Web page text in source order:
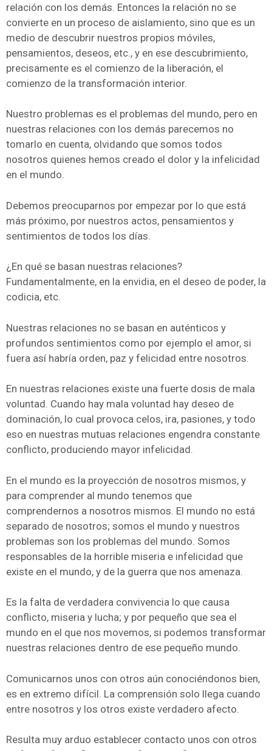
relación con los demás. Entonces la relación no se
convierte en un proceso de aislamiento, sino que es un
medio de descubrir nuestros propios móviles,
pensamientos, deseos, etc., y en ese descubrimiento,
precisamente es el comienzo de la liberación, el
comienzo de la transformación interior.
Nuestro problemas es el problemas del mundo, pero en
nuestras relaciones con los demás parecemos no
tomarlo en cuenta, olvidando que somos todos
nosotros quienes hemos creado el dolor y la infelicidad
en el mundo.
Debemos preocuparnos por empezar por lo que está
más próximo, por nuestros actos, pensamientos y
sentimientos de todos los días.
¿En qué se basan nuestras relaciones?
Fundamentalmente, en la envidia, en el deseo de poder, la
codicia, etc.
Nuestras relaciones no se basan en auténticos y
profundos sentimientos como por ejemplo el amor, si
fuera así habría orden, paz y felicidad entre nosotros.
En nuestras relaciones existe una fuerte dosis de mala
voluntad. Cuando hay mala voluntad hay deseo de
dominación, lo cual provoca celos, ira, pasiones, y todo
eso en nuestras mutuas relaciones engendra constante
conflicto, produciendo mayor infelicidad.
En el mundo es la proyección de nosotros mismos, y
para comprender al mundo tenemos que
comprendernos a nosotros mismos. El mundo no está
separado de nosotros; somos el mundo y nuestros
problemas son los problemas del mundo. Somos
responsables de la horrible miseria e infelicidad que
existe en el mundo, y de la guerra que nos amenaza.
Es la falta de verdadera convivencia lo que causa
conflicto, miseria y lucha; y por pequeño que sea el
mundo en el que nos movemos, si podemos transformar
nuestras relaciones dentro de ese pequeño mundo.
Comunicarnos unos con otros aún conociéndonos bien,
es en extremo difícil. La comprensión solo llega cuando
entre nosotros y los otros existe verdadero afecto.
Resulta muy arduo establecer contacto unos con otros